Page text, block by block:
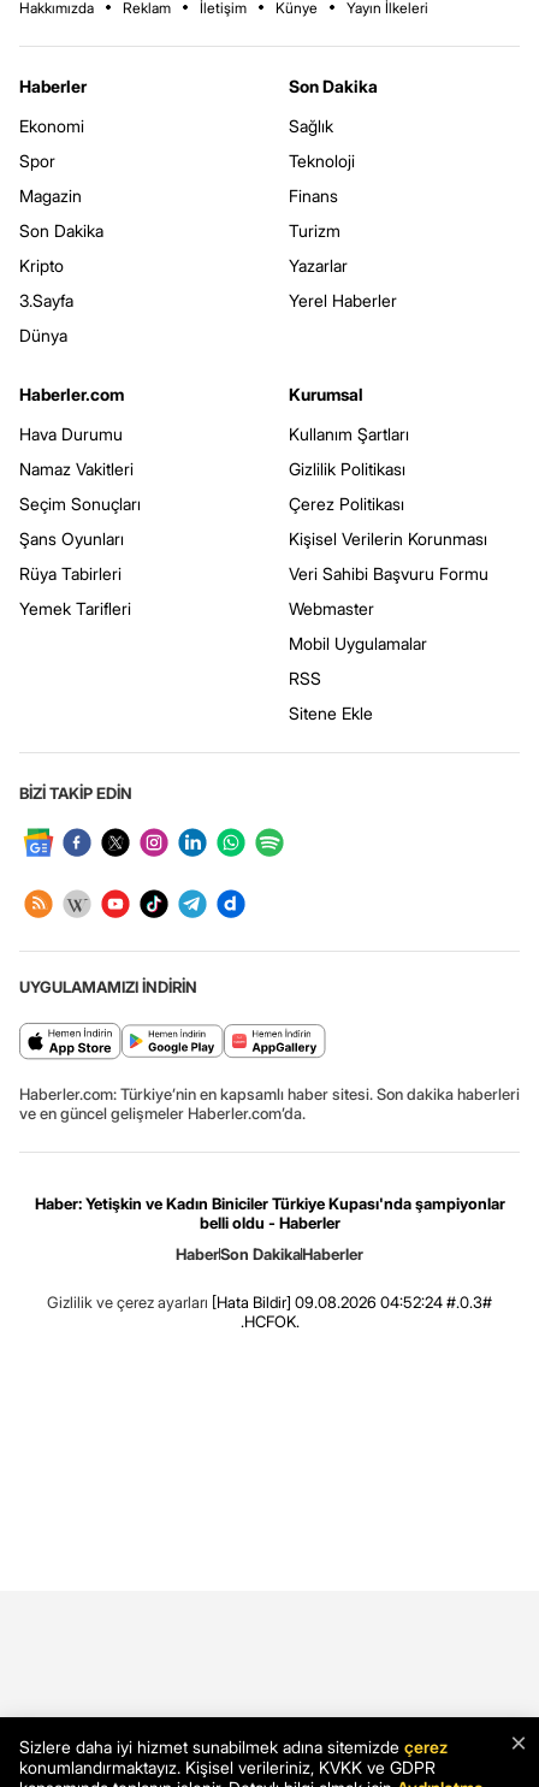
Hakkımızda Reklam İletişim Künye Yayın İlkeleri
Haberler
Ekonomi
Spor
Magazin
Son Dakika
Kripto
3.Sayfa
Dünya
Son Dakika
Sağlık
Teknoloji
Finans
Turizm
Yazarlar
Yerel Haberler
Haberler.com
Hava Durumu
Namaz Vakitleri
Seçim Sonuçları
Şans Oyunları
Rüya Tabirleri
Yemek Tarifleri
Kurumsal
Kullanım Şartları
Gizlilik Politikası
Çerez Politikası
Kişisel Verilerin Korunması
Veri Sahibi Başvuru Formu
Webmaster
Mobil Uygulamalar
RSS
Sitene Ekle
BİZİ TAKİP EDİN
UYGULAMAMIZI İNDİRİN
Haberler.com: Türkiye’nin en kapsamlı haber sitesi. Son dakika haberleri
ve en güncel gelişmeler Haberler.com’da.
Haber: Yetişkin ve Kadın Biniciler Türkiye Kupası'nda şampiyonlar
belli oldu - Haberler
HaberSon DakikaHaberler
Gizlilik ve çerez ayarları [Hata Bildir] 09.08.2026 04:52:24 #.0.3#
.HCFOK.
×
Sizlere daha iyi hizmet sunabilmek adına sitemizde çerez
konumlandırmaktayız. Kişisel verileriniz, KVKK ve GDPR